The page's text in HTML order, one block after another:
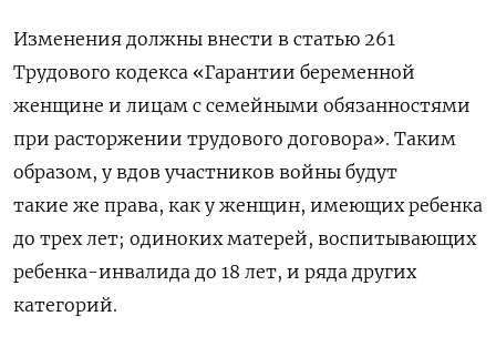
Изменения должны внести в статью 261
Трудового кодекса «Гарантии беременной
женщине и лицам с семейными обязанностями
при расторжении трудового договора». Таким
образом, у вдов участников войны будут
такие же права, как у женщин, имеющих ребенка
до трех лет; одиноких матерей, воспитывающих
ребенка-инвалида до 18 лет, и ряда других
категорий.